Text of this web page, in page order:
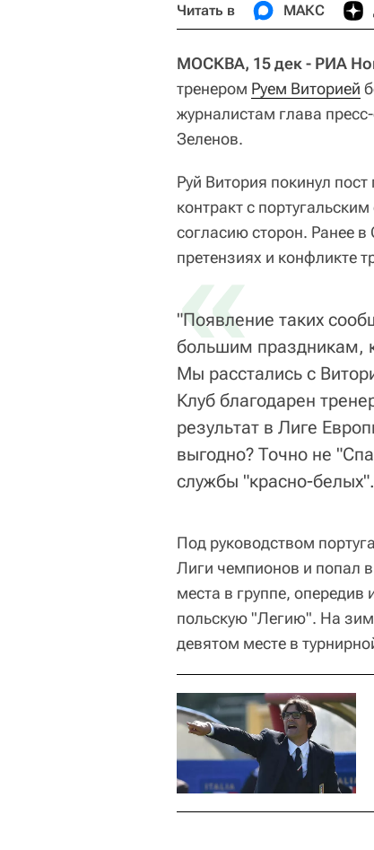
Читать в МАКС
МОСКВА, 15 дек - РИА
тренером Руем Виторией
журналистам глава
Зеленов.
Руй Витория покинул
контракт с
согласию сторон. Ранее
претензиях и конфликте
«
"Появление таких
большим праздникам,
Мы расстались с
Клуб благодарен
результат в Лиге
выгодно? Точно не
службы "красно-белых".
Под руководством
Лиги чемпионов и попал
места в группе,
польскую "Легию". На
девятом месте в